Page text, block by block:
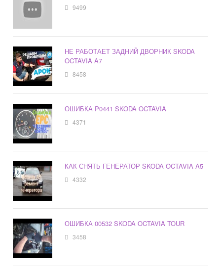
9499
НЕ РАБОТАЕТ ЗАДНИЙ ДВОРНИК SKODA
OCTAVIA A7
8458
ОШИБКА P0441 SKODA OCTAVIA
4371
КАК СНЯТЬ ГЕНЕРАТОР SKODA OCTAVIA A5
4332
ОШИБКА 00532 SKODA OCTAVIA TOUR
3458